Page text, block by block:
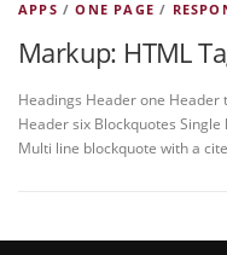
APPS /ONE PAGE /
Markup: HTML
Headings Header one
Header six Blockquotes
Multi line blockquote with a